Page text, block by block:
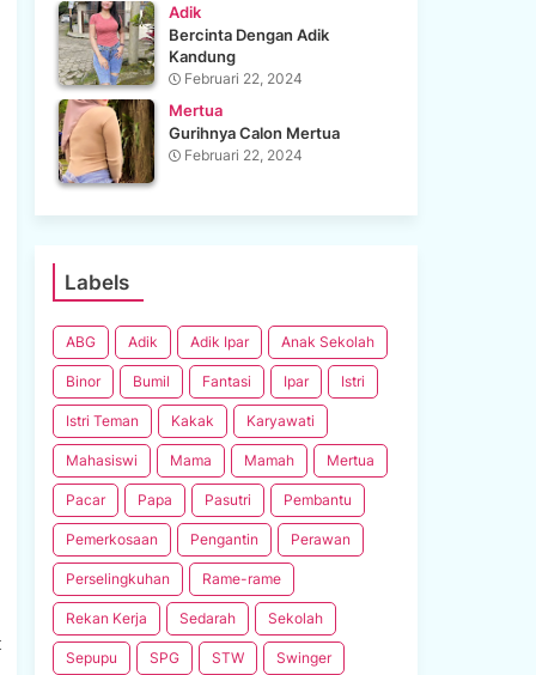
Adik
Bercinta Dengan Adik
Kandung
Februari 22, 2024
Mertua
Gurihnya Calon Mertua
Februari 22, 2024
Labels
ABG Adik Adik Ipar Anak Sekolah
Binor Bumil Fantasi Ipar Istri
Istri Teman Kakak Karyawati
Mahasiswi Mama Mamah Mertua
Pacar Papa Pasutri Pembantu
Pemerkosaan Pengantin Perawan
Perselingkuhan Rame-rame
Rekan Kerja Sedarah Sekolah
Sepupu SPG STW Swinger